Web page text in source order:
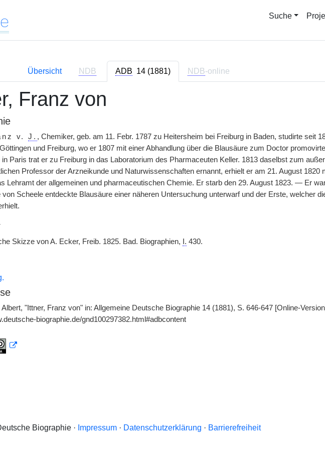
Suche
Übersicht NDB ADB 14 (1881) NDB-online
Franz von
v.J. , Chemiker, geb. am 11. Febr. 1787 zu Heitersheim bei Freiburg in Baden, studirte seit
und Freiburg, wo er 1807 mit einer Abhandlung über die Blausäure zum Doctor
in Paris trat er zu Freiburg in das Laboratorium des Pharmaceuten Keller. 1813 daselbst zum
Professor der Arzneikunde und Naturwissenschaften ernannt, erhielt er am 21. August 1820
Lehramt der allgemeinen und pharmaceutischen Chemie. Er starb den 29. August 1823. — Er
von Scheele| entdeckte Blausäure einer näheren Untersuchung unterwarf und der Erste, welcher
Skizze von A. Ecker, Freib. 1825. Bad. Biographien, I. 430.
Albert, "Ittner, Franz von" in: Allgemeine Deutsche Biographie 14 (1881), S. 646-647 [Online-
biographie.de/gnd100297382.html#adbcontent
Biographie · Impressum · Datenschutzerklärung · Barrierefreiheit